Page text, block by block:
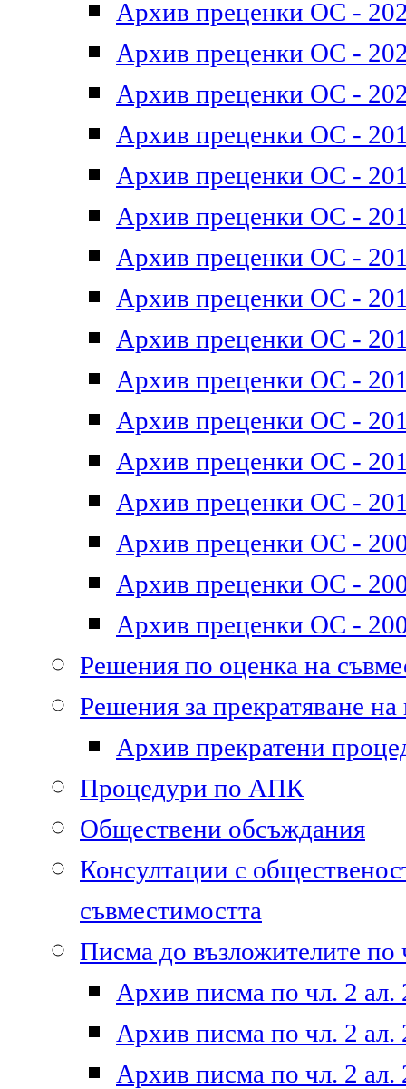
Архив преценки ОС -
Архив преценки ОС -
Архив преценки ОС -
Архив преценки ОС -
Архив преценки ОС -
Архив преценки ОС -
Архив преценки ОС -
Архив преценки ОС -
Архив преценки ОС -
Архив преценки ОС -
Архив преценки ОС -
Архив преценки ОС -
Архив преценки ОС -
Архив преценки ОС -
Архив преценки ОС -
Архив преценки ОС -
Решения по оценка на
Решения за прекратяване
Архив прекратени
Процедури по АПК
Обществени обсъждания
Консултации с
съвместимостта
Писма до възложителите по
Архив писма по чл. 2 ал.
Архив писма по чл. 2 ал.
Архив писма по чл. 2 ал.